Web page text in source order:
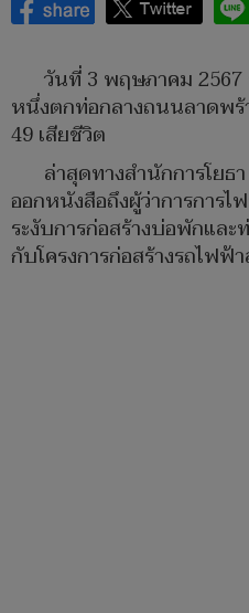
วันที่ 3 พฤษภาคม
หนึ่งตกท่อกลางถนนลาดพร้
49 เสียชีวิต
ล่าสุดทางสำนักการโย
ออกหนังสือถึงผู้ว่าการการ
ระงับการก่อสร้างบ่อพักแล
กับโครงการก่อสร้างรถไฟฟ้